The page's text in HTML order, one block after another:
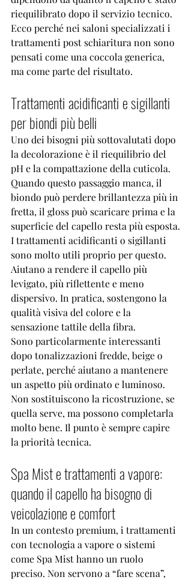
riequilibrato dopo il servizio tecnico.
Ecco perché nei saloni specializzati i
trattamenti post schiaritura non sono
pensati come una coccola generica,
ma come parte del risultato.
Trattamenti acidificanti e sigillanti
per biondi più belli
Uno dei bisogni più sottovalutati dopo
la decolorazione è il riequilibrio del
pH e la compattazione della cuticola.
Quando questo passaggio manca, il
biondo può perdere brillantezza più in
fretta, il gloss può scaricare prima e la
superficie del capello resta più esposta.
I trattamenti acidificanti o sigillanti
sono molto utili proprio per questo.
Aiutano a rendere il capello più
levigato, più riflettente e meno
dispersivo. In pratica, sostengono la
qualità visiva del colore e la
sensazione tattile della fibra.
Sono particolarmente interessanti
dopo tonalizzazioni fredde, beige o
perlate, perché aiutano a mantenere
un aspetto più ordinato e luminoso.
Non sostituiscono la ricostruzione, se
quella serve, ma possono completarla
molto bene. Il punto è sempre capire
la priorità tecnica.
Spa Mist e trattamenti a vapore:
quando il capello ha bisogno di
veicolazione e comfort
In un contesto premium, i trattamenti
con tecnologia a vapore o sistemi
come Spa Mist hanno un ruolo
preciso. Non servono a “fare scena”,